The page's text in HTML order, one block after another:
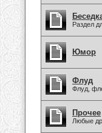
Раздел
Юмор
Флуд
Флуд,
Прочее
Любые